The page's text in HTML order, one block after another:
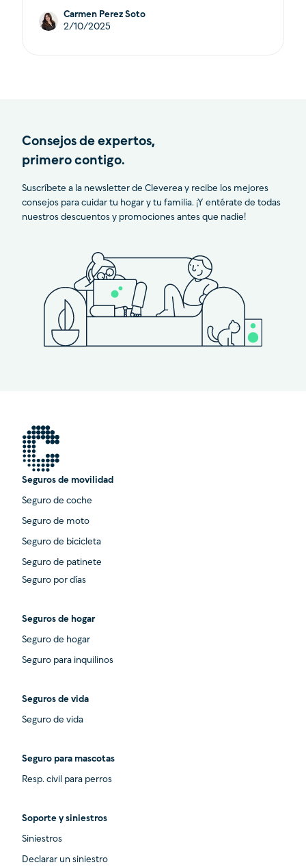
Carmen Perez Soto
2/10/2025
Consejos de expertos,
primero contigo.
Suscríbete a la newsletter de Cleverea y recibe los mejores
consejos para cuidar tu hogar y tu familia. ¡Y entérate de todas
nuestros descuentos y promociones antes que nadie!
Seguros de movilidad
Seguro de coche
Seguro de moto
Seguro de bicicleta
Seguro de patinete
Seguro por días
Seguros de hogar
Seguro de hogar
Seguro para inquilinos
Seguros de vida
Seguro de vida
Seguro para mascotas
Resp. civil para perros
Soporte y siniestros
Siniestros
Declarar un siniestro